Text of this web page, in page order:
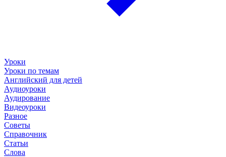
Уроки
Уроки по темам
Английский для детей
Аудиоуроки
Аудирование
Видеоуроки
Разное
Советы
Справочник
Статьи
Слова